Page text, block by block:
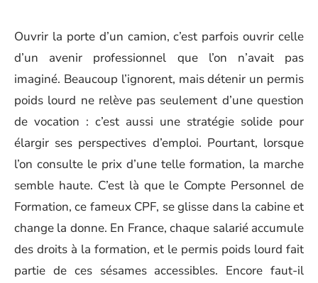
Ouvrir la porte d’un camion, c’est parfois ouvrir celle
d’un avenir professionnel que l’on n’avait pas
imaginé. Beaucoup l’ignorent, mais détenir un permis
poids lourd ne relève pas seulement d’une question
de vocation : c’est aussi une stratégie solide pour
élargir ses perspectives d’emploi. Pourtant, lorsque
l’on consulte le prix d’une telle formation, la marche
semble haute. C’est là que le Compte Personnel de
Formation, ce fameux CPF, se glisse dans la cabine et
change la donne. En France, chaque salarié accumule
des droits à la formation, et le permis poids lourd fait
partie de ces sésames accessibles. Encore faut-il